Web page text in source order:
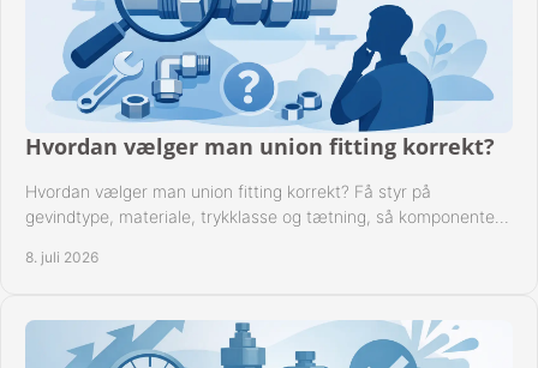
Hvordan vælger man union fitting korrekt?
Hvordan vælger man union fitting korrekt? Få styr på
gevindtype, materiale, trykklasse og tætning, så komponenten
8. juli 2026